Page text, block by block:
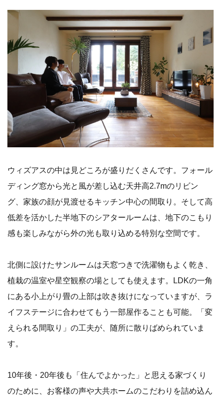
ウィズアスの中は見どころが盛りだくさんです。フォール
ディング窓から光と風が差し込む天井高2.7mのリビン
グ、家族の顔が見渡せるキッチン中心の間取り。そして高
低差を活かした半地下のシアタールームは、地下のこもり
感も楽しみながら外の光も取り込める特別な空間です。
北側に設けたサンルームは天窓つきで洗濯物もよく乾き、
植栽の温室や星空観察の場としても使えます。LDKの一角
にある小上がり畳の上部は吹き抜けになっていますが、ラ
イフステージに合わせてもう一部屋作ることも可能。「変
えられる間取り」の工夫が、随所に散りばめられていま
す。
10年後・20年後も「住んでよかった」と思える家づくり
のために、お客様の声や大共ホームのこだわりを詰め込ん